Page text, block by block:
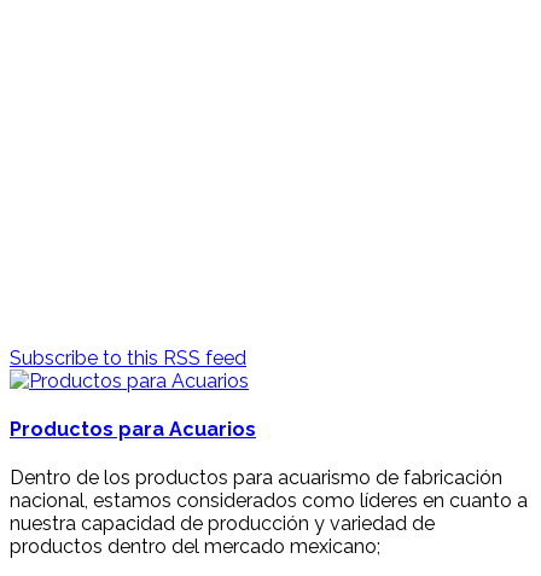
Perros
Subscribe to this RSS feed
Productos para Acuarios
Dentro de los productos para acuarismo de fabricación
nacional, estamos considerados como líderes en cuanto a
nuestra capacidad de producción y variedad de
productos dentro del mercado mexicano;